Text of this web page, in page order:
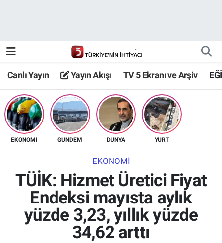
Canlı Yayın Yayın Akışı TV 5 Ekranı ve Arşiv
EKONOMİ GÜNDEM DÜNYA YURT
EKONOMİ
TÜİK: Hizmet Üretici Fiyat
Endeksi mayısta aylık
yüzde 3,23, yıllık yüzde
34,62 arttı
TV 5 Ekranı ve Arşiv